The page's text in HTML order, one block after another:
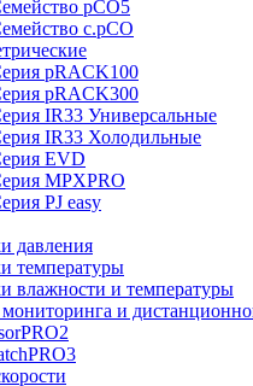
pCO5
c.pCO
pRACK100
pRACK300
IR33 Универсальные
IR33 Холодильные
EVD
MPXPRO
PJ easy
давления
температуры
влажности и температуры
и